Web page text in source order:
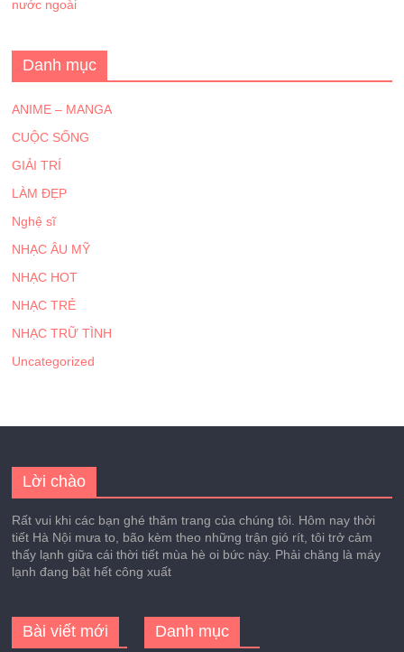
nước ngoài
Danh mục
ANIME – MANGA
CUỘC SỐNG
GIẢI TRÍ
LÀM ĐẸP
Nghệ sĩ
NHẠC ÂU MỸ
NHẠC HOT
NHẠC TRẺ
NHẠC TRỮ TÌNH
Uncategorized
Lời chào
Rất vui khi các bạn ghé thăm trang của chúng tôi. Hôm nay thời
tiết Hà Nội mưa to, bão kèm theo những trận gió rít, tôi trở cảm
thấy lạnh giữa cái thời tiết mùa hè oi bức này. Phải chăng là máy
lạnh đang bật hết công xuất
Bài viết mới Danh mục